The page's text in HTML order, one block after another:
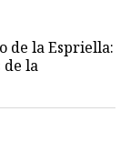
de la Espriella:
de la